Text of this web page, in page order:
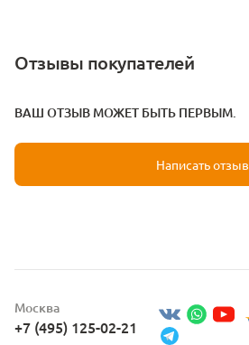
Отзывы покупателей
ВАШ ОТЗЫВ МОЖЕТ БЫТЬ ПЕРВЫМ.
Написать отзыв
Москва
+7 (495) 125-02-21